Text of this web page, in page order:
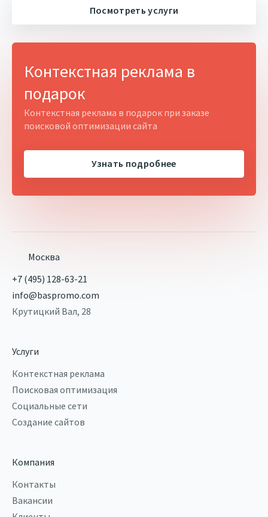
Посмотреть услуги
Контекстная реклама в
подарок
Контекстная реклама в подарок при заказе
поисковой оптимизации сайта
Узнать подробнее
Москва
+7 (495) 128-63-21
info@baspromo.com
Крутицкий Вал, 28
Услуги
Контекстная реклама
Поисковая оптимизация
Социальные сети
Создание сайтов
Компания
Контакты
Вакансии